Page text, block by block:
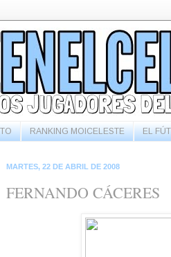
RANKING MOICELESTE EL
MARTES, 22 DE ABRIL DE 2008
FERNANDO CÁCERES